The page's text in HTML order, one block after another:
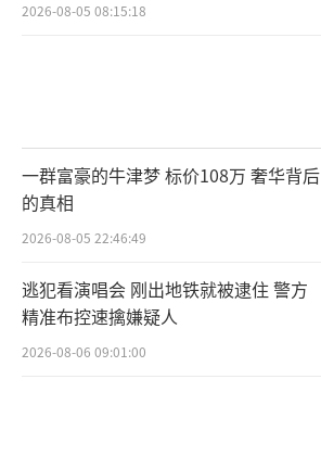
2026-08-05 08:15:18
一群富豪的牛津梦 标价108万 奢华背后
的真相
2026-08-05 22:46:49
逃犯看演唱会 刚出地铁就被逮住 警方
精准布控速擒嫌疑人
2026-08-06 09:01:00